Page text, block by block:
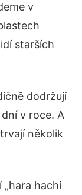
v
starších
dodržují
v roce. A
několik
„hara hachi